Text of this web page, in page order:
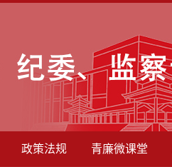
政策法规 青廉微课堂